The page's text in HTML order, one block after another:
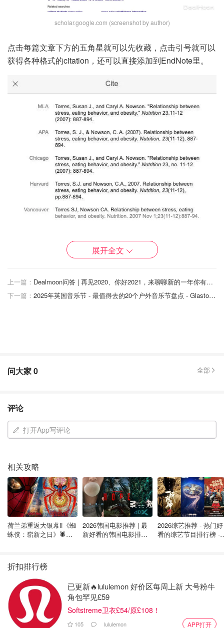
scholar.google.com (screenshot by author)
点击每篇文章下方的五角星就可以先收藏，点击引号就可以
获得各种格式的citation，还可以直接添加到EndNote里。
scholar.google.com (screenshot by author)
Cited by xxx是非常好用的一个tracing forward的功能，点击
能够看到所有cite过这篇文章的论文，常常能在里面找到更
载到全文。
学心理、医学、生物等领域的同学应该很熟悉pubmed.gov
这个网站啦，由美国国家医学图书馆管理维护，可以找到非
常全的和生命科学、生物医学相关的论文。这其实也是我日
展开全文
上一篇：
Dealmoon问答 | 再见2020、你好2021，来聊聊新的一年你有哪些期许？
下一篇：
2025年英国音乐节 - 最值得去的20个户外音乐节盘点 - Glastonsbury阵容公布！
问大家0 全部
评论
打开App写评论
相关攻略
荷兰弟重返大银幕‼️《蜘
蛛侠：崭新之日》🕷️北
2026韩国电影推荐 | 最
新好看的韩国电影排行
2026综艺推荐 - 热门好
看的综艺节目排行榜 -
折扣排行榜
已更新🔥lululemon 好价区每周上新 大号粉牛
角包罕见£59
Softstreme卫衣£54/原£108！
105 lululemon APP打开